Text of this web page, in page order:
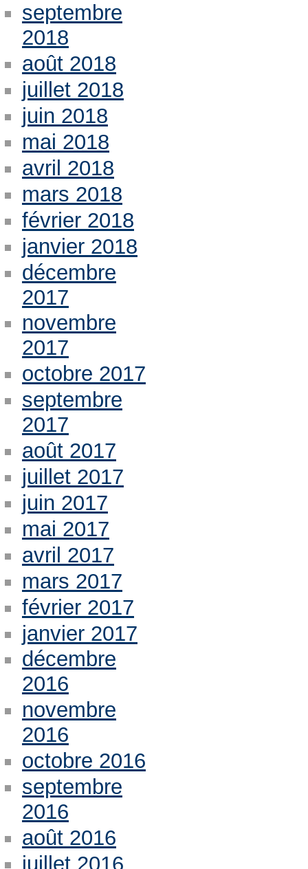
septembre
2018
août 2018
juillet 2018
juin 2018
mai 2018
avril 2018
mars 2018
février 2018
janvier 2018
décembre
2017
novembre
2017
octobre 2017
septembre
2017
août 2017
juillet 2017
juin 2017
mai 2017
avril 2017
mars 2017
février 2017
janvier 2017
décembre
2016
novembre
2016
octobre 2016
septembre
2016
août 2016
juillet 2016